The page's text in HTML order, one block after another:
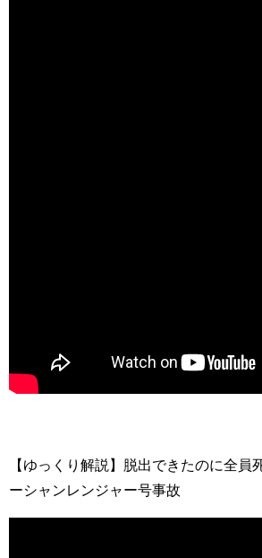
【ゆっくり解説】脱出できたのに全
ーシャンレンジャー号事故